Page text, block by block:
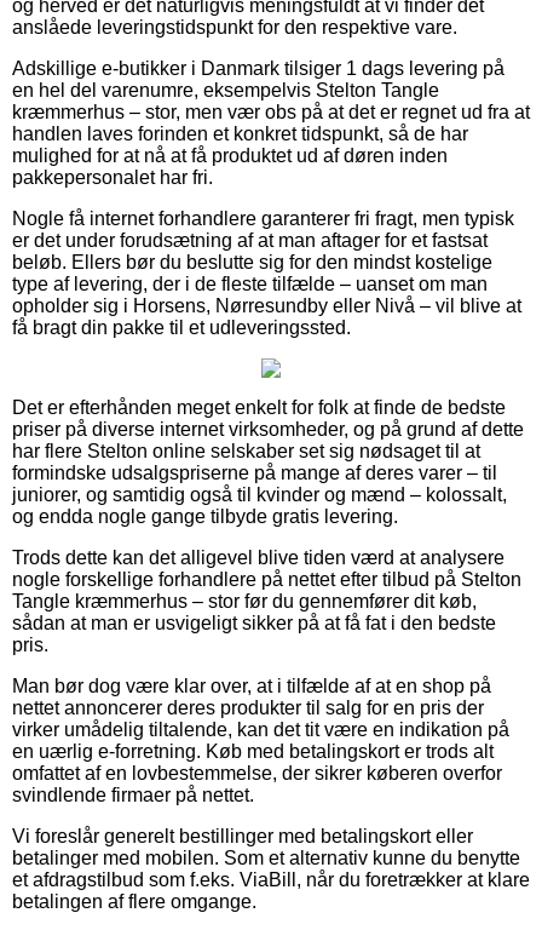
og herved er det naturligvis meningsfuldt at vi finder det
anslåede leveringstidspunkt for den respektive vare.
Adskillige e-butikker i Danmark tilsiger 1 dags levering på
en hel del varenumre, eksempelvis Stelton Tangle
kræmmerhus – stor, men vær obs på at det er regnet ud fra at
handlen laves forinden et konkret tidspunkt, så de har
mulighed for at nå at få produktet ud af døren inden
pakkepersonalet har fri.
Nogle få internet forhandlere garanterer fri fragt, men typisk
er det under forudsætning af at man aftager for et fastsat
beløb. Ellers bør du beslutte sig for den mindst kostelige
type af levering, der i de fleste tilfælde – uanset om man
opholder sig i Horsens, Nørresundby eller Nivå – vil blive at
få bragt din pakke til et udleveringssted.
Det er efterhånden meget enkelt for folk at finde de bedste
priser på diverse internet virksomheder, og på grund af dette
har flere Stelton online selskaber set sig nødsaget til at
formindske udsalgspriserne på mange af deres varer – til
juniorer, og samtidig også til kvinder og mænd – kolossalt,
og endda nogle gange tilbyde gratis levering.
Trods dette kan det alligevel blive tiden værd at analysere
nogle forskellige forhandlere på nettet efter tilbud på Stelton
Tangle kræmmerhus – stor før du gennemfører dit køb,
sådan at man er usvigeligt sikker på at få fat i den bedste
pris.
Man bør dog være klar over, at i tilfælde af at en shop på
nettet annoncerer deres produkter til salg for en pris der
virker umådelig tiltalende, kan det tit være en indikation på
en uærlig e-forretning. Køb med betalingskort er trods alt
omfattet af en lovbestemmelse, der sikrer køberen overfor
svindlende firmaer på nettet.
Vi foreslår generelt bestillinger med betalingskort eller
betalinger med mobilen. Som et alternativ kunne du benytte
et afdragstilbud som f.eks. ViaBill, når du foretrækker at klare
betalingen af flere omgange.